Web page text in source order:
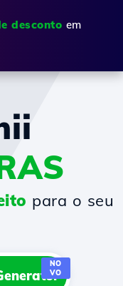
desconto em
para o seu
NO
VO